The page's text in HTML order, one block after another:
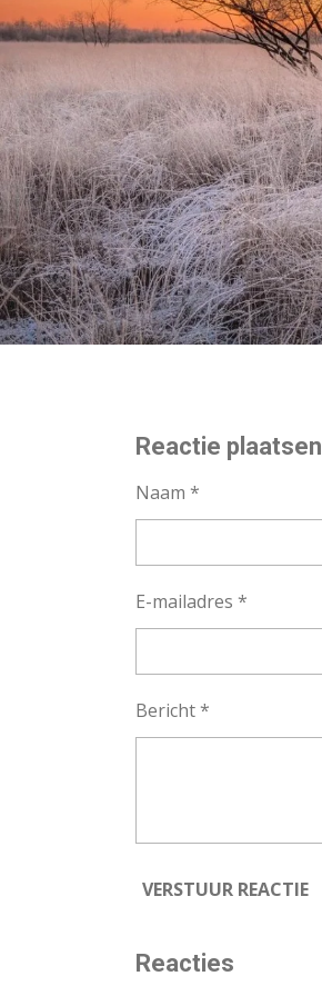
Reactie plaatsen
Naam *
E-mailadres *
Bericht *
VERSTUUR REACTIE
Reacties